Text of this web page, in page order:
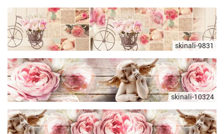
skinali-9831
skinali-10324